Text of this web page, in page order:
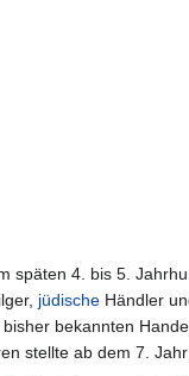
späten 4. bis 5.
jüdische Händler
bekannten
stellte ab dem 7.